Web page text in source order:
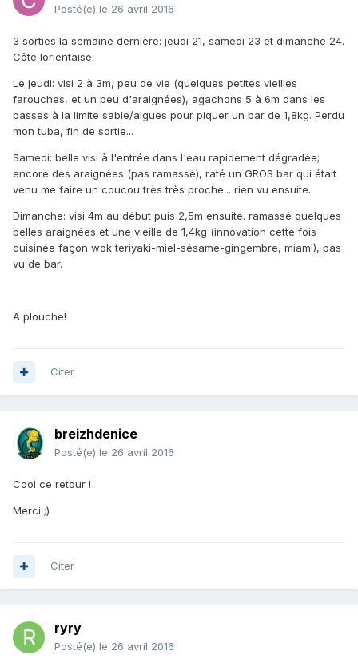
Posté(e) le 26 avril 2016
3 sorties la semaine dernière: jeudi 21, samedi 23 et dimanche 24.
Côte lorientaise.
Le jeudi: visi 2 à 3m, peu de vie (quelques petites vieilles
farouches, et un peu d'araignées), agachons 5 à 6m dans les
passes à la limite sable/algues pour piquer un bar de 1,8kg. Perdu
mon tuba, fin de sortie...
Samedi: belle visi à l'entrée dans l'eau rapidement dégradée;
encore des araignées (pas ramassé), raté un GROS bar qui était
venu me faire un coucou très très proche... rien vu ensuite.
Dimanche: visi 4m au début puis 2,5m ensuite. ramassé quelques
belles araignées et une vieille de 1,4kg (innovation cette fois
cuisinée façon wok teriyaki-miel-sésame-gingembre, miam!), pas
vu de bar.
A plouche!
Citer
breizhdenice
Posté(e) le 26 avril 2016
Cool ce retour !
Merci ;)
Citer
ryry
Posté(e) le 26 avril 2016